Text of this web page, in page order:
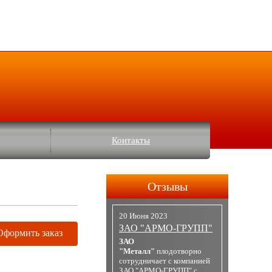
Контакты
заказ
Отзывы
20 Июня 2023
ЗАО "АРМО-ГРУПП"
ЗАО
"Металл" плодотворно
сотрудничает с компанией